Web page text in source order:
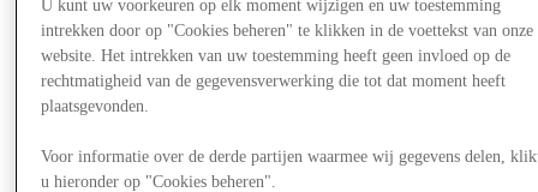
Nieuws
U kunt uw voorkeuren op elk moment wijzigen en uw toestemming
intrekken door op "Cookies beheren" te klikken in de voettekst van onze
website. Het intrekken van uw toestemming heeft geen invloed op de
rechtmatigheid van de gegevensverwerking die tot dat moment heeft
plaatsgevonden.
Voor informatie over de derde partijen waarmee wij gegevens delen,
u hieronder op "Cookies beheren".